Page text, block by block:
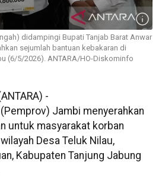
didampingi Bupati Tanjab Barat Anwar
sejumlah bantuan kebakaran di
(6/5/2026). ANTARA/HO-Diskominfo
-
Jambi menyerahkan
untuk masyarakat korban
Desa Teluk Nilau,
Kabupaten Tanjung Jabung